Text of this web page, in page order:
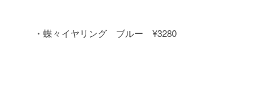
・蝶々イヤリング ブルー ¥3280